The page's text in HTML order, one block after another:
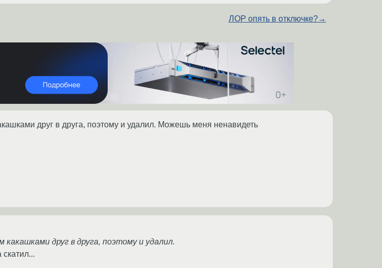
ЛОР опять в отключке?→
друг в друга, поэтому и удалил. Можешь меня ненавидеть
друг в друга, поэтому и удалил.